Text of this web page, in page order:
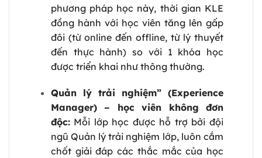
phương pháp học này, thời gian KLE
đồng hành với học viên tăng lên gấp
đôi (từ online đến offline, từ lý thuyết
đến thực hành) so với 1 khóa học
được triển khai như thông thường.
Quản lý trải nghiệm” (Experience
Manager) – học viên không đơn
độc:Mỗi lớp học được hỗ trợ bởi đội
ngũ Quản lý trải nghiệm lớp, luôn cắm
chốt giải đáp các thắc mắc của học